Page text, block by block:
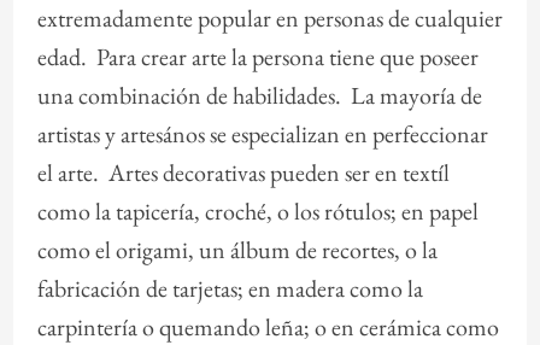
extremadamente popular en personas de cualquier
edad. Para crear arte la persona tiene que poseer
una combinación de habilidades. La mayoría de
artistas y artesános se especializan en perfeccionar
el arte. Artes decorativas pueden ser en textíl
como la tapicería, croché, o los rótulos; en papel
como el origami, un álbum de recortes, o la
fabricación de tarjetas; en madera como la
carpintería o quemando leña; o en cerámica como